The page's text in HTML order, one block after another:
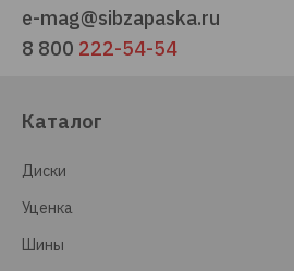
e-mag@sibzapaska.ru
8 800 222-54-54
Каталог
Диски
Уценка
Шины